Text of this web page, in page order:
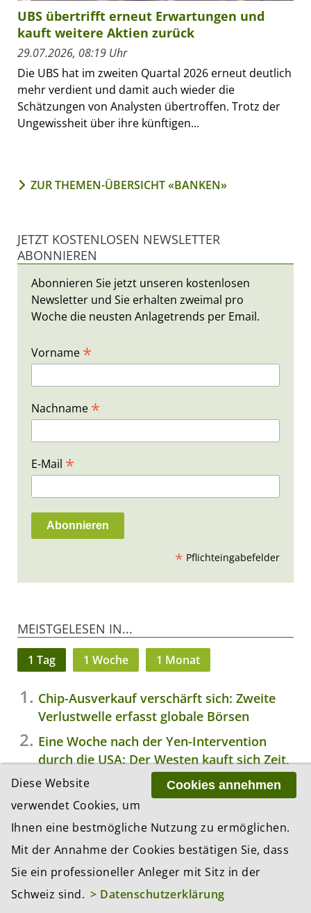
UBS übertrifft erneut Erwartungen und
kauft weitere Aktien zurück
29.07.2026, 08:19 Uhr
Die UBS hat im zweiten Quartal 2026 erneut deutlich
mehr verdient und damit auch wieder die
Schätzungen von Analysten übertroffen. Trotz der
Ungewissheit über ihre künftigen...
ZUR THEMEN-ÜBERSICHT «BANKEN»
JETZT KOSTENLOSEN NEWSLETTER
ABONNIEREN
Abonnieren Sie jetzt unseren kostenlosen
Newsletter und Sie erhalten zweimal pro
Woche die neusten Anlagetrends per Email.
Vorname *
Nachname *
E-Mail *
* Pflichteingabefelder
MEISTGELESEN IN...
1 Tag 1 Woche 1 Monat
Chip-Ausverkauf verschärft sich: Zweite
Verlustwelle erfasst globale Börsen
Eine Woche nach der Yen-Intervention
durch die USA: Der Westen kauft sich Zeit,
die Schuldenfrage bleibt ungelöst
Studie: So nutzen Schweizer
Vermögensverwalter KI
Candriam: Knappheit ist das neue Normal
– und die meisten Portfolios sind nicht
darauf vorbereitet
Pensionskassen erhalten Zugang zum
Cookies annehmen
Diese Website
verwendet Cookies, um
Ihnen eine bestmögliche Nutzung zu ermöglichen.
Mit der Annahme der Cookies bestätigen Sie, dass
Sie ein professioneller Anleger mit Sitz in der
Schweiz sind. > Datenschutzerklärung